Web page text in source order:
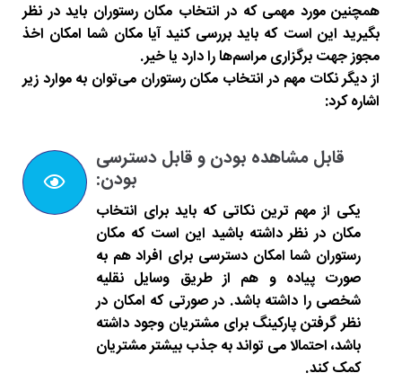
همچنین مورد مهمی که در انتخاب مکان رستوران باید در نظر
بگیرید این است که باید بررسی کنید آیا مکان شما امکان اخذ
مجوز جهت برگزاری مراسم‌ها را دارد یا خیر.
از دیگر نکات مهم در انتخاب مکان رستوران می‌توان به موارد زیر
اشاره کرد:
قابل مشاهده بودن و قابل دسترسی
بودن:
یکی از مهم ترین نکاتی که باید برای انتخاب
مکان در نظر داشته باشید این است که مکان
رستوران شما امکان دسترسی برای افراد هم به
صورت پیاده و هم از طریق وسایل نقلیه
شخصی را داشته باشد. در صورتی که امکان در
نظر گرفتن پارکینگ برای مشتریان وجود داشته
باشد، احتمالا می تواند به جذب بیشتر مشتریان
کمک کند.